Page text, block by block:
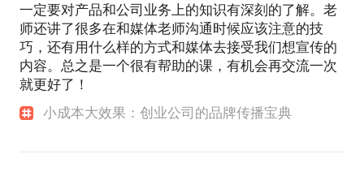
一定要对产品和公司业务上的知识有深刻的了解。老
师还讲了很多在和媒体老师沟通时候应该注意的技
巧，还有用什么样的方式和媒体去接受我们想宣传的
内容。总之是一个很有帮助的课，有机会再交流一次
就更好了！
小成本大效果：创业公司的品牌传播宝典